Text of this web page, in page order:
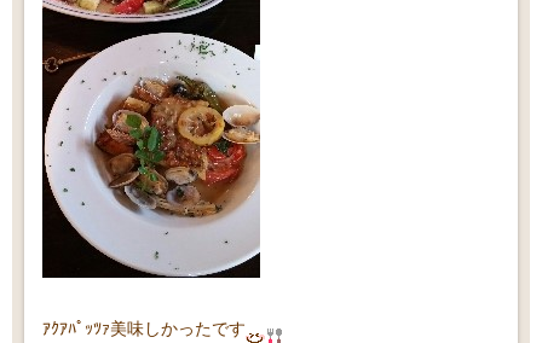
ｱｸｱﾊﾟｯﾂｧ美味しかったです